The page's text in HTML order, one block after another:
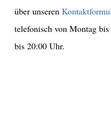
über unseren
telefonisch von Montag
bis 20:00 Uhr.